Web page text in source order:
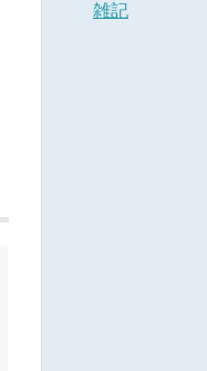
雑記